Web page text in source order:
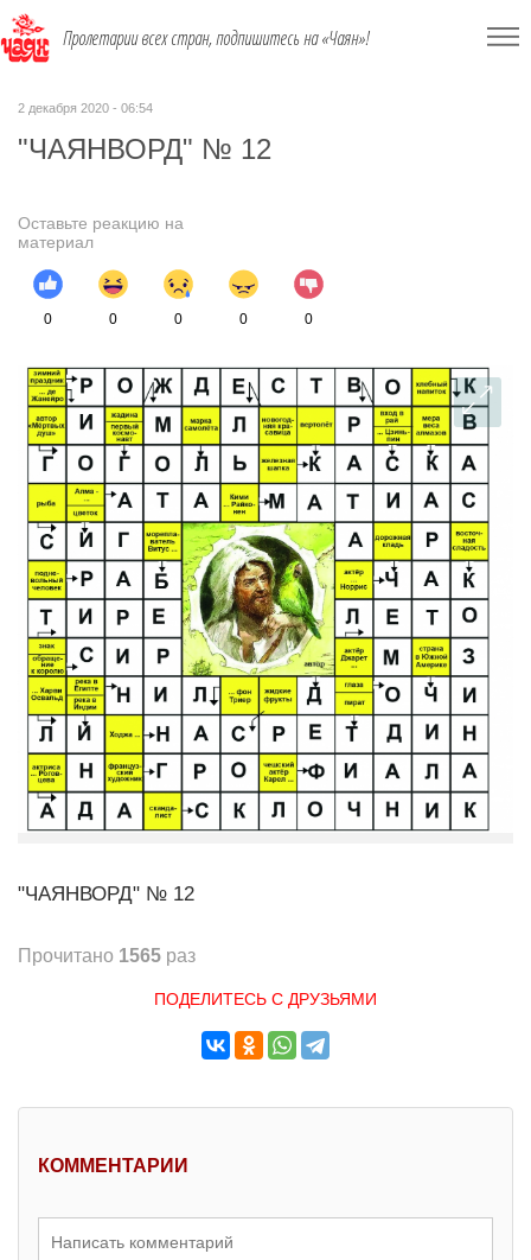
Пролетарии всех стран, подпишитесь на «Чаян»!
2 декабря 2020 - 06:54
"ЧАЯНВОРД" № 12
Оставьте реакцию на
материал
0 0 0 0 0
"ЧАЯНВОРД" № 12
Прочитано 1565 раз
ПОДЕЛИТЕСЬ С ДРУЗЬЯМИ
КОММЕНТАРИИ